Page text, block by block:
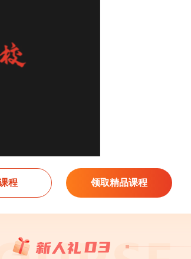
程 领取精品课程